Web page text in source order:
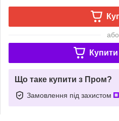
або
Купити
Що таке купити з Пром?
Замовлення під захистом